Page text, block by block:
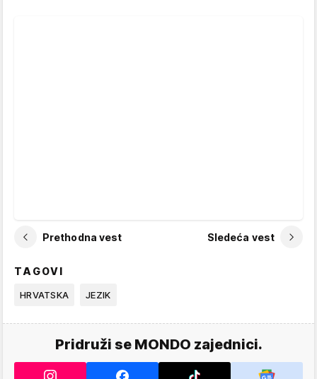
Prethodna vest Sledeća vest
TAGOVI
HRVATSKA JEZIK
Pridruži se MONDO zajednici.